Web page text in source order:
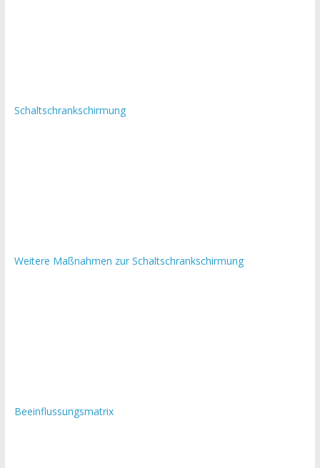
Schaltschrankschirmung
Weitere Maßnahmen zur Schaltschrankschirmung
Beeinflussungsmatrix